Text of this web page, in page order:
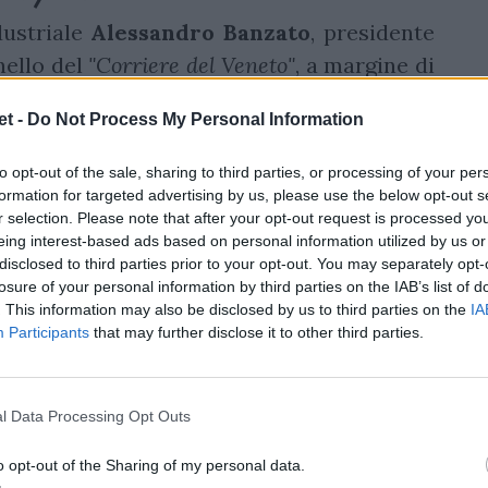
- Do Not Process My Personal Information
opt-out of the sale, sharing to third parties, or processing of your
for targeted advertising by us, please use the below opt-out
selection. Please note that after your opt-out request is processed
interest-based ads based on personal information utilized by us
to third parties prior to your opt-out. You may separately
of your personal information by third parties on the IAB’s list of
This information may also be disclosed by us to third parties on the
Participants that may further disclose it to other third parties.
Data Processing Opt Outs
opt-out of the Sharing of my personal data.
Alessandro Banzato, presidente
del "Corriere del Veneto", a margine di
scudetto numero 15, alimenta un
nelle prossime settimane. Lo sbarco del
dalla stagione 2025/26
come terza
probabilmente, al posto delle Zebre
deficitaria nei risultati, nell'appeal sul
Il tema è tornato d'attualità per un
Marzio Innocenti e lo stesso Banzato
Il numero uno della Fir avrebbe
Nei fatti, come dice il patron dei
frena le ambizioni della società, che
formale a rilevare la franchigia, con
5 milioni di euro l'anno da parte di